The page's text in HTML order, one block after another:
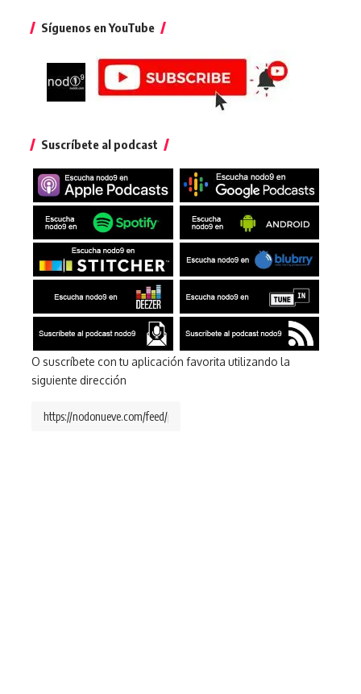
Síguenos en YouTube
Suscríbete al podcast
O suscríbete con tu aplicación favorita utilizando la
siguiente dirección